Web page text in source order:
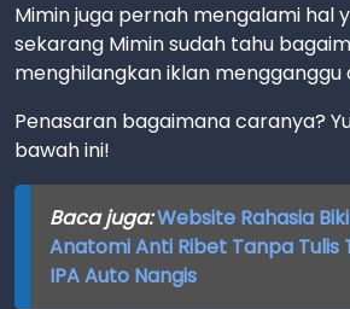
Mimin juga pernah mengalami hal
sekarang Mimin sudah tahu
menghilangkan iklan mengganggu
Penasaran bagaimana caranya?
bawah ini!
Baca juga:Website Rahasia
Anatomi Anti Ribet Tanpa Tulis
IPA Auto Nangis